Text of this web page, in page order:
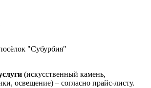
"Субурбия"
(искусственный камень,
освещение) – согласно прайс-листу.